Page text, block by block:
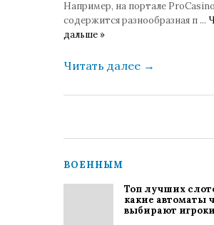
Например, на портале ProCasino
содержится разнообразная п ...
дальше »
Читать далее →
ВОЕННЫМ
Топ лучших
какие автоматы
выбирают